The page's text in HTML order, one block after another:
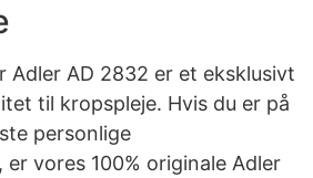
Adler AD 2832 er et eksklusivt
til kropspleje. Hvis du er på
personlige
vores 100% originale Adler